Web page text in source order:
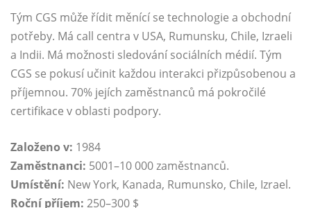
Tým CGS může řídit měnící se technologie a obchodní
potřeby. Má call centra v USA, Rumunsku, Chile, Izraeli
a Indii. Má možnosti sledování sociálních médií. Tým
CGS se pokusí učinit každou interakci přizpůsobenou a
příjemnou. 70% jejích zaměstnanců má pokročilé
certifikace v oblasti podpory.
Založeno v: 1984
Zaměstnanci: 5001–10 000 zaměstnanců.
Umístění: New York, Kanada, Rumunsko, Chile, Izrael.
Roční příjem: 250–300 $